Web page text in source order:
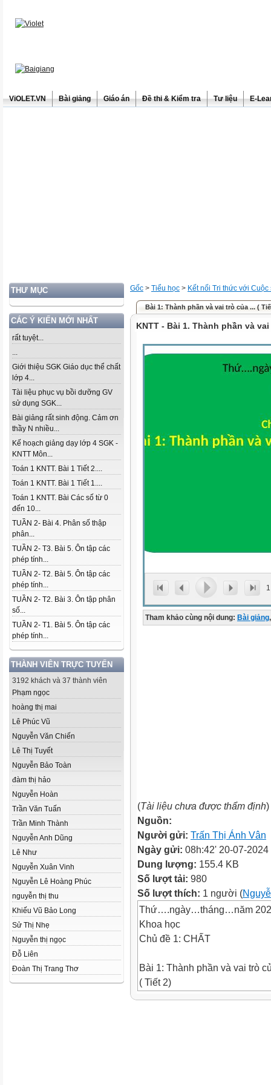
ViOLET.VN Bài giảng Giáo án Đề thi & Kiểm tra Tư liệu E-
THƯ MỤC
CÁC Ý KIẾN MỚI NHẤT
rất tuyệt...
...
Giới thiệu SGK Giáo dục thể chất
lớp 4...
Tài liệu phục vụ bồi dưỡng GV
sử dụng SGK...
Bài giảng rất sinh động. Cảm ơn
thầy N nhiều...
Kế hoạch giảng dạy lớp 4 SGK -
KNTT Môn...
Toán 1 KNTT. Bài 1 Tiết 2....
Toán 1 KNTT. Bài 1 Tiết 1....
Toán 1 KNTT. Bài Các số từ 0
đến 10...
TUẦN 2- Bài 4. Phân số thập
phân...
TUẦN 2- T3. Bài 5. Ôn tập các
phép tính...
TUẦN 2- T2. Bài 5. Ôn tập các
phép tính...
TUẦN 2- T2. Bài 3. Ôn tập phân
số...
TUẦN 2- T1. Bài 5. Ôn tập các
phép tính...
THÀNH VIÊN TRỰC TUYẾN
3192 khách và 37 thành viên
Phạm ngọc
hoàng thị mai
Lê Phúc Vũ
Nguyễn Văn Chiến
Lê Thị Tuyết
Nguyễn Bảo Toàn
đàm thị hảo
Nguyễn Hoàn
Trần Văn Tuấn
Trần Minh Thành
Nguyễn Anh Dũng
Lê Như
Nguyễn Xuân Vinh
Nguyễn Lê Hoàng Phúc
nguyễn thị thu
Khiếu Vũ Bảo Long
Sử Thị Nhẹ
Nguyễn thị ngọc
Đỗ Liên
Đoàn Thị Trang Thơ
Gốc > Tiểu học > Kết nối Tri thức với Cuộc
Bài 1: Thành phần và vai trò của ... (
KNTT - Bài 1. Thành phần và
1
Tham khảo cùng nội dung: Bài giảng,
(Tài liệu chưa được thẩm định)
Nguồn:
Người gửi: Trấn Thị Ánh Vân
Ngày gửi: 08h:42' 20-07-2024
Dung lượng: 155.4 KB
Số lượt tải: 980
Số lượt thích: 1 người (
Thứ….ngày…tháng…năm
Khoa học
Chủ đề 1: CHẤT
Bài 1: Thành phần và vai trò
( Tiết 2)